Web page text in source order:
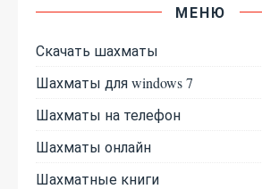
МЕНЮ
Скачать шахматы
Шахматы для windows 7
Шахматы на телефон
Шахматы онлайн
Шахматные книги